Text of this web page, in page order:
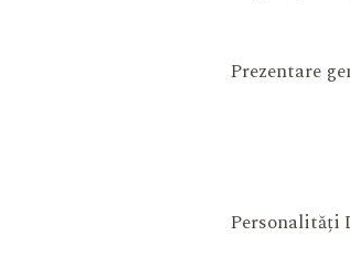
Prezentare
Personalități